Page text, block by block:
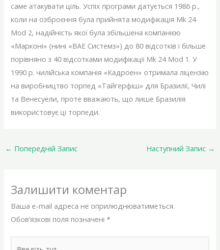
саме атакувати ціль. Успіх програми датується 1986 р.,
коли на озброєння була прийнята модифікація Mk 24
Mod 2, надійність якої була збільшена компанією
«Марконі» (нині «ВАЕ Системз») до 80 відсотків і більше
порівняно з 40 відсотками модифікації Mk 24 Mod 1. У
1990 р. чилійська компанія «Кадроен» отримала ліцензію
на виробництво торпед «Тайгерфіш» для Бразилії, Чилі
та Венесуели, проте вважають, що лише Бразилія
використовує ці торпеди.
← Попередній Запис Наступний Запис →
Залишити коментар
Ваша e-mail адреса не оприлюднюватиметься.
Обов’язкові поля позначені*